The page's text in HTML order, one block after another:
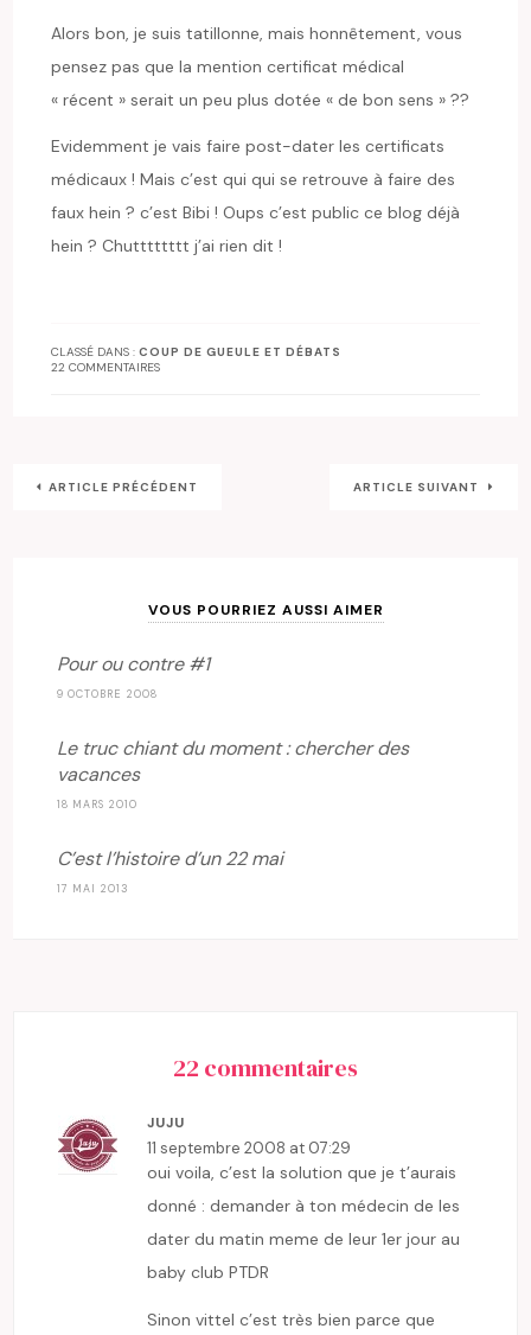
Alors bon, je suis tatillonne, mais honnêtement, vous
pensez pas que la mention certificat médical
« récent » serait un peu plus dotée « de bon sens » ??
Evidemment je vais faire post-dater les certificats
médicaux ! Mais c’est qui qui se retrouve à faire des
faux hein ? c’est Bibi ! Oups c’est public ce blog déjà
hein ? Chutttttttt j’ai rien dit !
CLASSÉ DANS :COUP DE GUEULE ET DÉBATS
22 COMMENTAIRES
ARTICLE PRÉCÉDENT ARTICLE SUIVANT
VOUS POURRIEZ AUSSI AIMER
Pour ou contre #1
9 OCTOBRE 2008
Le truc chiant du moment : chercher des
vacances
18 MARS 2010
C’est l’histoire d’un 22 mai
17 MAI 2013
22 commentaires
JUJU
11 septembre 2008 at 07:29
oui voila, c’est la solution que je t’aurais
donné : demander à ton médecin de les
dater du matin meme de leur 1er jour au
baby club PTDR
Sinon vittel c’est très bien parce que